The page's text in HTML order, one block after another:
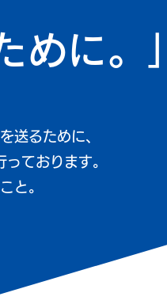
めに。」
送るために、
ております。
と。